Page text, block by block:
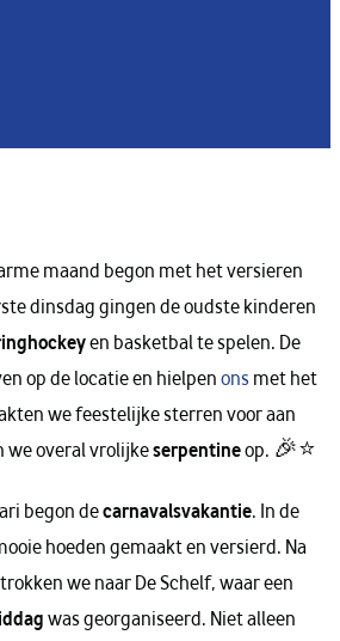
maand begon met het versieren
dinsdag gingen de oudste kinderen
en basketbal te spelen. De
op de locatie en hielpenonsmet het
we feestelijke sterren voor aan
we overal vrolijkeserpentineop. 🎉⭐
begon decarnavalsvakantie. In de
hoeden gemaakt en versierd. Na
we naar De Schelf, waar een
was georganiseerd. Niet alleen